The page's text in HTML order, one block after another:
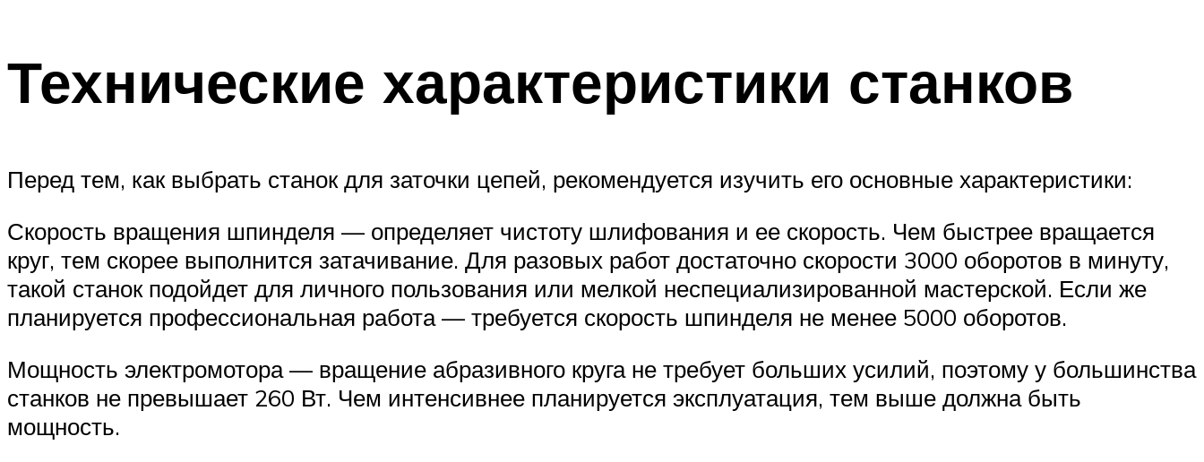
Технические характеристики станков
Перед тем, как выбрать станок для заточки цепей, рекомендуется изучить его основные характеристики:
Скорость вращения шпинделя — определяет чистоту шлифования и ее скорость. Чем быстрее вращается
круг, тем скорее выполнится затачивание. Для разовых работ достаточно скорости 3000 оборотов в минуту,
такой станок подойдет для личного пользования или мелкой неспециализированной мастерской. Если же
планируется профессиональная работа — требуется скорость шпинделя не менее 5000 оборотов.
Мощность электромотора — вращение абразивного круга не требует больших усилий, поэтому у большинства
станков не превышает 260 Вт. Чем интенсивнее планируется эксплуатация, тем выше должна быть
мощность.